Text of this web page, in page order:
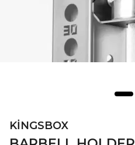
KİNGSBOX